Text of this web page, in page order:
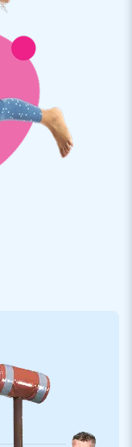
Un toit gonflable
stockage pour les
votre véhicule
voiture et moto
sécurité
motos sont faciles
gonflable, tirez la
véhicule, branchez
prêt à l’emploi. La
votre voiture de la